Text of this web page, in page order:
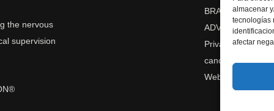
almacenar
tecnologías
afectar
the nervous
supervision
BRAICON® 2026
ADVANCED
Privacy Policy-
cancellation/
Web design: